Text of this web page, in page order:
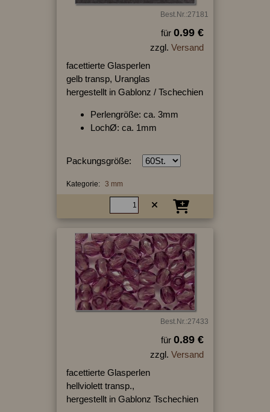
Best.Nr.:27181
für 0.99 €
zzgl. Versand
facettierte Glasperlen
gelb transp, Uranglas
hergestellt in Gablonz / Tschechien
Perlengröße: ca. 3mm
LochØ: ca. 1mm
Packungsgröße:
Kategorie: 3 mm
Best.Nr.:27433
für 0.89 €
zzgl. Versand
facettierte Glasperlen
hellviolett transp.,
hergestellt in Gablonz Tschechien